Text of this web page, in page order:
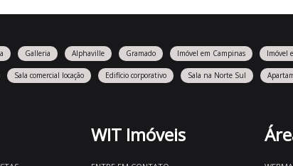
Galleria Alphaville Gramado Imóvel em Campinas Imóvel
Sala comercial locação Edifício corporativo Sala na Norte Sul
WIT Imóveis